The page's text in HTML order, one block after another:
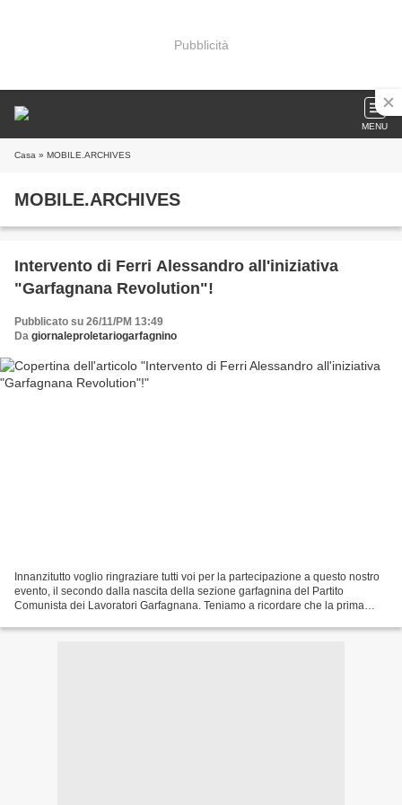
Pubblicità
MENU
Casa » MOBILE.ARCHIVES
MOBILE.ARCHIVES
Intervento di Ferri Alessandro all'iniziativa
"Garfagnana Revolution"!
Pubblicato su 26/11/PM 13:49
Da giornaleproletariogarfagnino
Innanzitutto voglio ringraziare tutti voi per la partecipazione a questo nostro
evento, il secondo dalla nascita della sezione garfagnina del Partito
Comunista dei Lavoratori Garfagnana. Teniamo a ricordare che la prima